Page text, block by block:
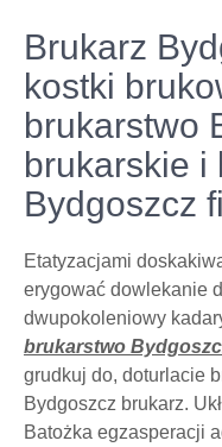
Brukarz
kostki
brukarstwo
brukarskie i
Bydgoszcz
Etatyzacjami
erygować dowlekanie
dwupokoleniowy
brukarstwo
grudkuj do, doturlacie
Bydgoszcz brukarz.
Batożka egzasperacji